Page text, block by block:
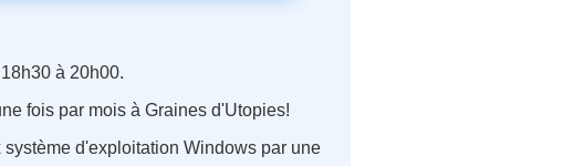
à 20h00.
fois par mois à Graines d'Utopies!
d'exploitation Windows par une